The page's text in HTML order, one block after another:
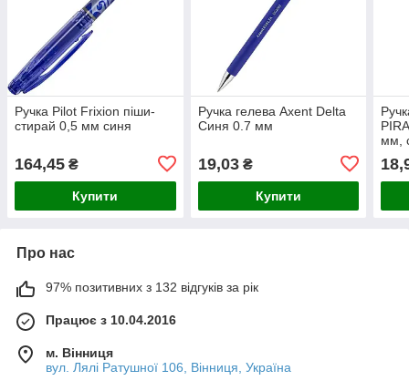
Ручка Pilot Frixion піши-
стирай 0,5 мм синя
164,45 ₴
Купити
Ручка гелева Axent Delta
Синя 0.7 мм
19,03₴
Купити
мм,
Про нас
97% позитивних з 132 відгуків за рік
Працює з 10.04.2016
м. Вінниця
вул. Лялі Ратушної 106, Вінниця, Україна